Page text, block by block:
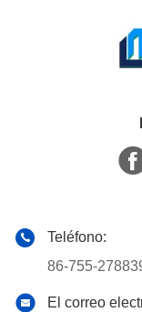
Teléfono:
86-755-
El correo